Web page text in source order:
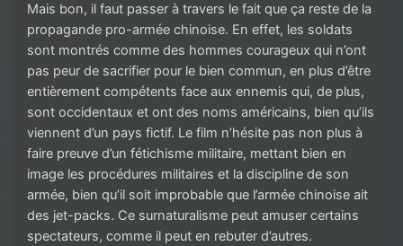
Mais bon, il faut passer à travers le fait que ça reste de la
propagande pro-armée chinoise. En effet, les soldats
sont montrés comme des hommes courageux qui n’ont
pas peur de sacrifier pour le bien commun, en plus d’être
entièrement compétents face aux ennemis qui, de plus,
sont occidentaux et ont des noms américains, bien qu’ils
viennent d’un pays fictif. Le film n’hésite pas non plus à
faire preuve d’un fétichisme militaire, mettant bien en
image les procédures militaires et la discipline de son
armée, bien qu’il soit improbable que l’armée chinoise ait
des jet-packs. Ce surnaturalisme peut amuser certains
spectateurs, comme il peut en rebuter d’autres.